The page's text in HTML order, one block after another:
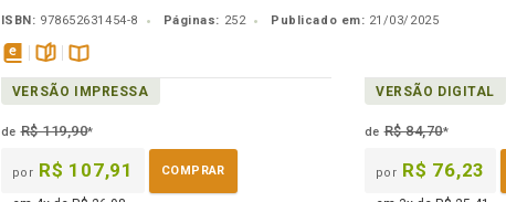
ISBN: 978652631454-8 Páginas: 252 Publicado em: 21/03/2025
disponível
em
páginasDisponível
na
VERSÃO IMPRESSA
deR$ 119,90*
por R$ 107,91 COMPRAR
VERSÃO DIGITAL
deR$ 84,70*
por R$ 76,23